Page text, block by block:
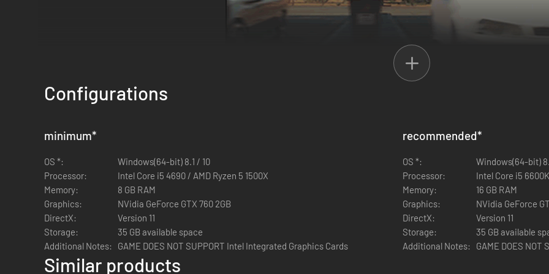
Breid je dienstenpakket uit door te investeren in een nieuwe werkruimte en uitrusting. Repareer, wijzig, test, verf, tuning en
koop auto's in verschillende toestanden. Als je geluk hebt, mag je het proberen in een schuur. Sommige hebben misschien
Configurations
minimum*
OS *:
Windows(64-bit) 8.1 / 10
Processor:
Intel Core i5 4690 / AMD Ryzen 5 1500X
Memory:
8 GB RAM
Graphics:
NVidia GeForce GTX 760 2GB
DirectX:
Version 11
Storage:
35 GB available space
Additional Notes:
GAME DOES NOT SUPPORT Intel Integrated Graphics Cards
recommended*
OS *:
Windows(64-bit)
Processor:
Intel Core i5
Memory:
16 GB RAM
Graphics:
NVidia GeForce
DirectX:
Version 11
Storage:
35 GB available
Additional Notes:
GAME DOES
Similar products